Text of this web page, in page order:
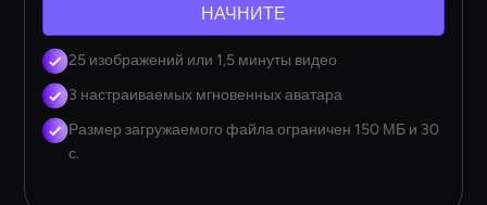
НАЧНИТЕ
25 изображений или 1,5 минуты видео
3 настраиваемых мгновенных аватара
Размер загружаемого файла ограничен 150 МБ и 30
с.